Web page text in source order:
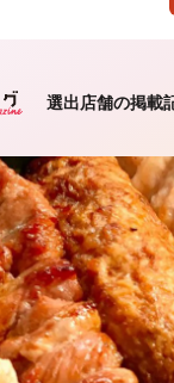
選出店舗の掲載